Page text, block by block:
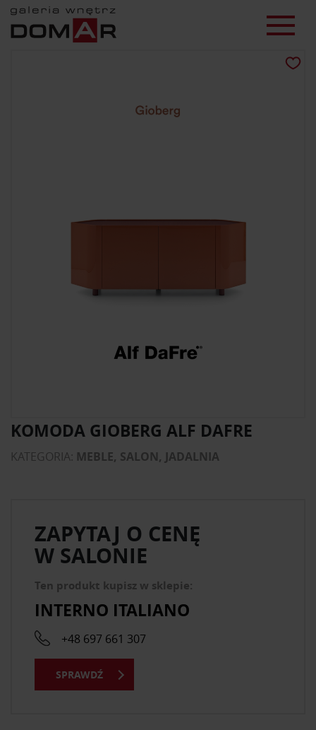
KOMODA GIOBERG ALF DAFRE
KATEGORIA: MEBLE, SALON, JADALNIA
ZAPYTAJ O CENĘ
W SALONIE
Ten produkt kupisz w sklepie:
INTERNO ITALIANO
+48 697 661 307
SPRAWDŹ